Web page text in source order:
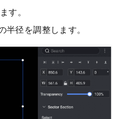
す。
半径を調整します。